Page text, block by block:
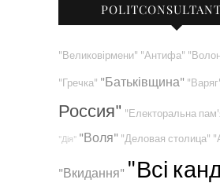
"Великовірмени" "Антифа"
"Гречка" "Батьківщина"
Россия" "Електоральна
"Дія" "Воля" "Деловая столица"
"Вкидання" "Всі